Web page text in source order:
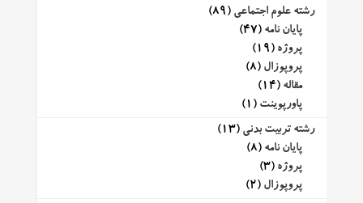
رشته علوم اجتماعی (89)
پایان نامه (47)
پروژه (19)
پروپوزال (8)
مقاله (14)
پاورپوینت (1)
رشته تربیت بدنی (13)
پایان نامه (8)
پروژه (3)
پروپوزال (2)